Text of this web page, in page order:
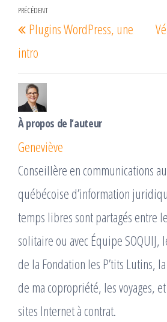
Navigation
de
l’article
Article
précédent
PRÉCÉDENT
Plugins WordPress, une
intro
À propos de l’auteur
Geneviève
Conseillère en communications
québécoise d’information
temps libres sont partagés entre
solitaire ou avec Équipe SOQUIJ,
de la Fondation les P’tits Lutins,
de ma copropriété, les voyages,
sites Internet à contrat.